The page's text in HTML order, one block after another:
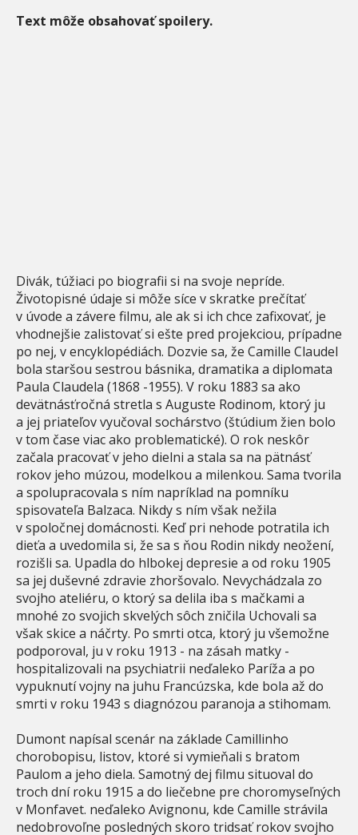
Text môže obsahovať spoilery.
Divák, túžiaci po biografii si na svoje nepríde.
Životopisné údaje si môže síce v skratke prečítať
v úvode a závere filmu, ale ak si ich chce zafixovať, je
vhodnejšie zalistovať si ešte pred projekciou, prípadne
po nej, v encyklopédiách. Dozvie sa, že Camille Claudel
bola staršou sestrou básnika, dramatika a diplomata
Paula Claudela (1868 -1955). V roku 1883 sa ako
devätnásťročná stretla s Auguste Rodinom, ktorý ju
a jej priateľov vyučoval sochárstvo (štúdium žien bolo
v tom čase viac ako problematické). O rok neskôr
začala pracovať v jeho dielni a stala sa na pätnásť
rokov jeho múzou, modelkou a milenkou. Sama tvorila
a spolupracovala s ním napríklad na pomníku
spisovateľa Balzaca. Nikdy s ním však nežila
v spoločnej domácnosti. Keď pri nehode potratila ich
dieťa a uvedomila si, že sa s ňou Rodin nikdy neožení,
rozišli sa. Upadla do hlbokej depresie a od roku 1905
sa jej duševné zdravie zhoršovalo. Nevychádzala zo
svojho ateliéru, o ktorý sa delila iba s mačkami a
mnohé zo svojich skvelých sôch zničila Uchovali sa
však skice a náčrty. Po smrti otca, ktorý ju všemožne
podporoval, ju v roku 1913 - na zásah matky -
hospitalizovali na psychiatrii neďaleko Paríža a po
vypuknutí vojny na juhu Francúzska, kde bola až do
smrti v roku 1943 s diagnózou paranoja a stihomam.
Dumont napísal scenár na základe Camillinho
chorobopisu, listov, ktoré si vymieňali s bratom
Paulom a jeho diela. Samotný dej filmu situoval do
troch dní roku 1915 a do liečebne pre choromyseľných
v Monfavet. neďaleko Avignonu, kde Camille strávila
nedobrovoľne posledných skoro tridsať rokov svojho